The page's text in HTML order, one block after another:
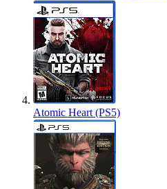
Atomic Heart (PS5)